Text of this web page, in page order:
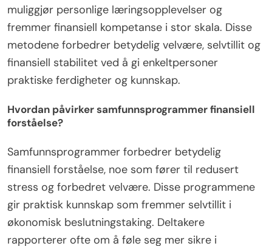
muliggjør personlige læringsopplevelser og
fremmer finansiell kompetanse i stor skala. Disse
metodene forbedrer betydelig velvære, selvtillit og
finansiell stabilitet ved å gi enkeltpersoner
praktiske ferdigheter og kunnskap.
Hvordan påvirker samfunnsprogrammer finansiell
forståelse?
Samfunnsprogrammer forbedrer betydelig
finansiell forståelse, noe som fører til redusert
stress og forbedret velvære. Disse programmene
gir praktisk kunnskap som fremmer selvtillit i
økonomisk beslutningstaking. Deltakere
rapporterer ofte om å føle seg mer sikre i